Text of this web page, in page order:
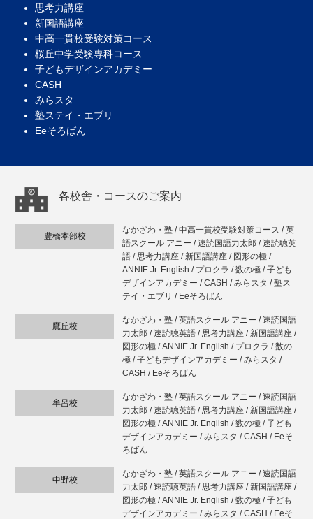
思考力講座
新国語講座
中高一貫校受験対策コース
桜丘中学受験専科コース
子どもデザインアカデミー
CASH
みらスタ
塾ステイ・エブリ
Eeそろばん
各校舎・コースのご案内
豊橋本部校
なかざわ・塾 / 中高一貫校受験対策コース / 英
語スクール アニー / 速読国語力太郎 / 速読聴英
語 / 思考力講座 / 新国語講座 / 図形の極 /
ANNIE Jr. English / プロクラ / 数の極 / 子ども
デザインアカデミー / CASH / みらスタ / 塾ス
テイ・エブリ / Eeそろばん
鷹丘校
なかざわ・塾 / 英語スクール アニー / 速読国語
力太郎 / 速読聴英語 / 思考力講座 / 新国語講座 /
図形の極 / ANNIE Jr. English / プロクラ / 数の
極 / 子どもデザインアカデミー / みらスタ /
CASH / Eeそろばん
牟呂校
なかざわ・塾 / 英語スクール アニー / 速読国語
力太郎 / 速読聴英語 / 思考力講座 / 新国語講座 /
図形の極 / ANNIE Jr. English / 数の極 / 子ども
デザインアカデミー / みらスタ / CASH / Eeそ
ろばん
中野校
なかざわ・塾 / 英語スクール アニー / 速読国語
力太郎 / 速読聴英語 / 思考力講座 / 新国語講座 /
図形の極 / ANNIE Jr. English / 数の極 / 子ども
デザインアカデミー / みらスタ / CASH / Eeそ